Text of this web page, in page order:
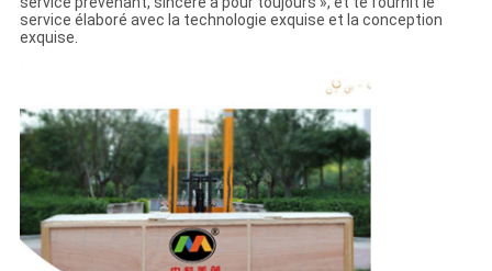
service élaboré avec la technologie exquise et la conception
exquise.